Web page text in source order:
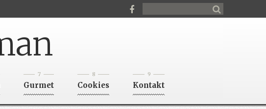
7
Gurmet
8
Cookies
9
Kontakt